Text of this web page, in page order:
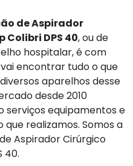
de Aspirador
DPS 40, ou de
hospitalar, é com
encontrar tudo o que
aparelhos desse
desde 2010
serviços equipamentos e
realizamos. Somos a
Aspirador Cirúrgico
40.